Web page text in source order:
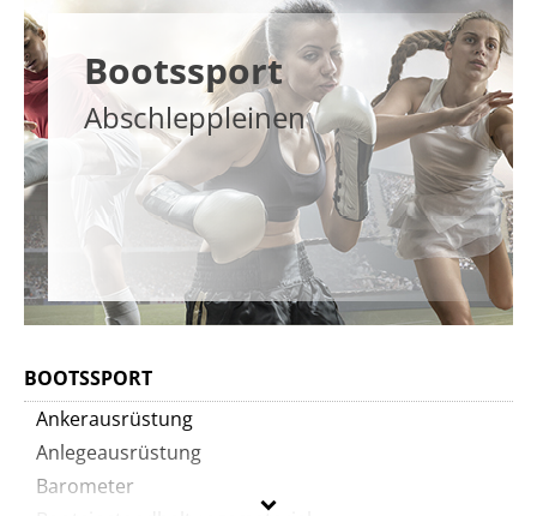
Bootssport
Abschleppleinen
BOOTSSPORT
Ankerausrüstung
Anlegeausrüstung
Barometer